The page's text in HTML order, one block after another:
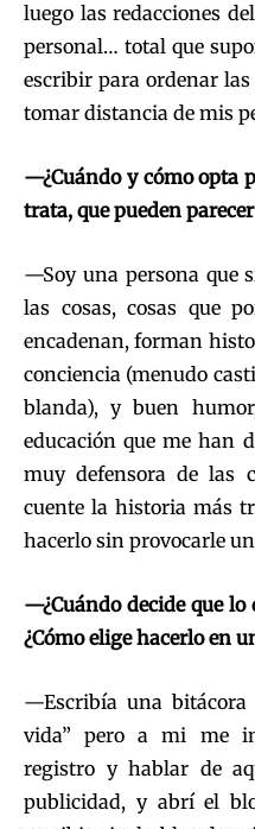
luego las redacciones
personal… total que
escribir para ordenar
tomar distancia de mis
—¿Cuándo y cómo opta
trata, que pueden
—Soy una persona que
las cosas, cosas que
encadenan, forman
conciencia (menudo
blanda), y buen
educación que me han
muy defensora de las
cuente la historia más
hacerlo sin provocarle
—¿Cuándo decide que lo
¿Cómo elige hacerlo en
—Escribía una
vida” pero a mi me
registro y hablar de
publicidad, y abrí el